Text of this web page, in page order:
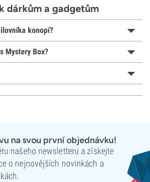
dárkům a gadgetům
konopí?
Mystery Box?
na svou první objednávku!
našeho newsletteru a získejte
o nejnovějších novinkách a